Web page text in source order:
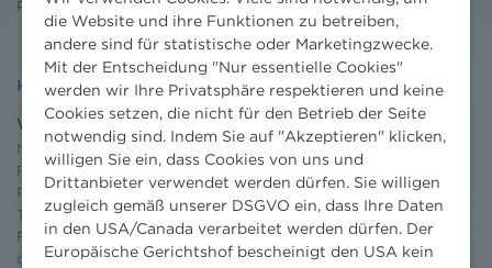
Pressebereich
Kontakt
Wien
Niederhuber & Partner
Rechtsanwälte GmbH
Reisnerstraße 53, 1030 Wien
T:
+43 1 513 21 24-0
F: +43 1 513 21 24-300
office@nhp.eu
die Website und ihre Funktionen zu betreiben,
andere sind für statistische oder Marketingzwecke.
Mit der Entscheidung "Nur essentielle Cookies"
werden wir Ihre Privatsphäre respektieren und keine
Cookies setzen, die nicht für den Betrieb der Seite
notwendig sind. Indem Sie auf "Akzeptieren" klicken,
willigen Sie ein, dass Cookies von uns und
Drittanbieter verwendet werden dürfen. Sie willigen
zugleich gemäß unserer DSGVO ein, dass Ihre Daten
in den USA/Canada verarbeitet werden dürfen. Der
Europäische Gerichtshof bescheinigt den USA kein